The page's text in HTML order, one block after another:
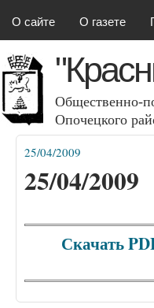
О сайте О газете
Общественно-
Опочецкого
Вы здесь
25/04/2009
25/04/2009
Скачать